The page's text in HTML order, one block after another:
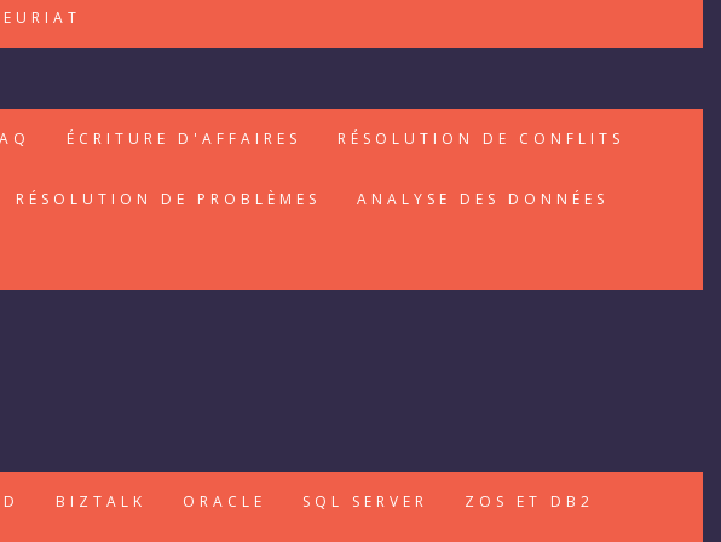
ÉCRITURE D'AFFAIRES RÉSOLUTION DE CONFLITS
RÉSOLUTION DE PROBLÈMES ANALYSE DES DONNÉES
BIZTALK ORACLE SQL SERVER ZOS ET DB2